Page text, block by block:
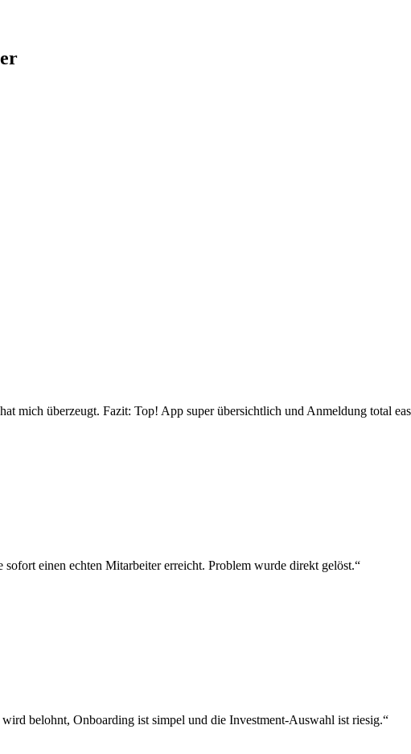
mich überzeugt. Fazit: Top! App super übersichtlich und Anmeldung total
sofort einen echten Mitarbeiter erreicht. Problem wurde direkt gelöst.“
belohnt, Onboarding ist simpel und die Investment-Auswahl ist riesig.“